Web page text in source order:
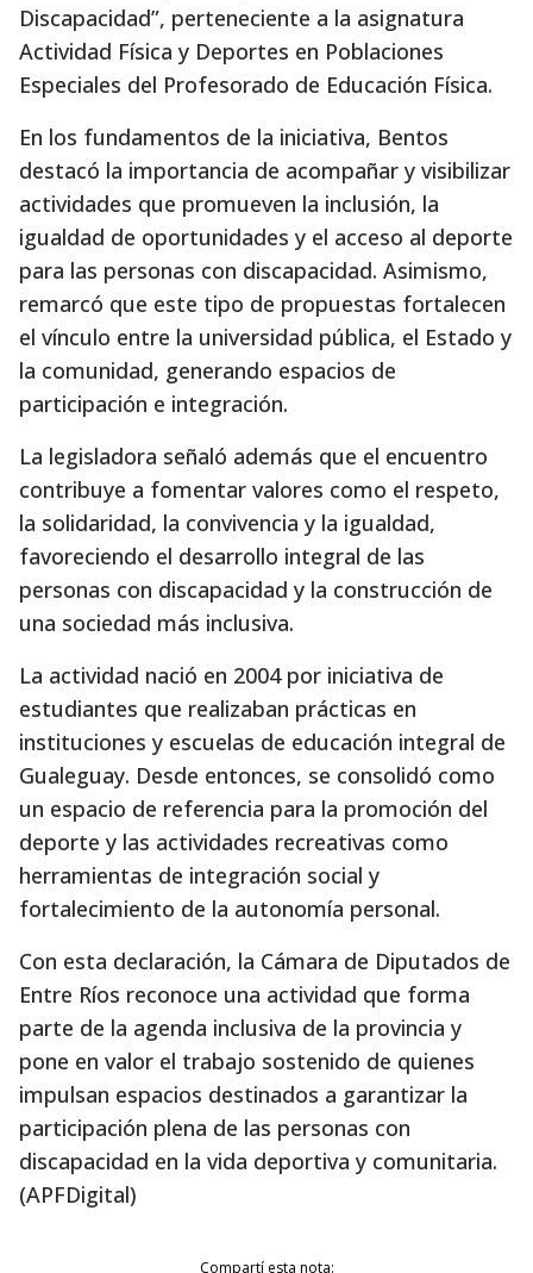
Discapacidad”, perteneciente a la asignatura
Actividad Física y Deportes en Poblaciones
Especiales del Profesorado de Educación Física.
En los fundamentos de la iniciativa, Bentos
destacó la importancia de acompañar y visibilizar
actividades que promueven la inclusión, la
igualdad de oportunidades y el acceso al deporte
para las personas con discapacidad. Asimismo,
remarcó que este tipo de propuestas fortalecen
el vínculo entre la universidad pública, el Estado y
la comunidad, generando espacios de
participación e integración.
La legisladora señaló además que el encuentro
contribuye a fomentar valores como el respeto,
la solidaridad, la convivencia y la igualdad,
favoreciendo el desarrollo integral de las
personas con discapacidad y la construcción de
una sociedad más inclusiva.
La actividad nació en 2004 por iniciativa de
estudiantes que realizaban prácticas en
instituciones y escuelas de educación integral de
Gualeguay. Desde entonces, se consolidó como
un espacio de referencia para la promoción del
deporte y las actividades recreativas como
herramientas de integración social y
fortalecimiento de la autonomía personal.
Con esta declaración, la Cámara de Diputados de
Entre Ríos reconoce una actividad que forma
parte de la agenda inclusiva de la provincia y
pone en valor el trabajo sostenido de quienes
impulsan espacios destinados a garantizar la
participación plena de las personas con
discapacidad en la vida deportiva y comunitaria.
(APFDigital)
Compartí esta nota: